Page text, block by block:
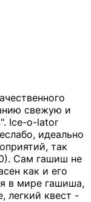
свежую и
Ice-o-lator
идеально
так
Сам гашиш не
как и его
в мире гашиша,
легкий квест -